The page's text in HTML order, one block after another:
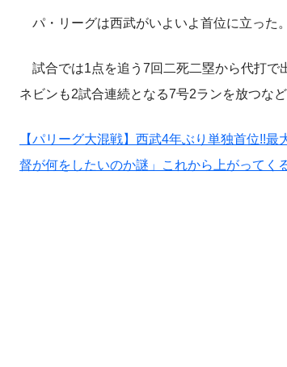
パ・リーグは西武がいよいよ首位に立った
試合では1点を追う7回二死二塁から代打で
ネビンも2試合連続となる7号2ランを放つな
【パリーグ大混戦】西武4年ぶり単独首位!!
督が何をしたいのか謎」これから上がってく